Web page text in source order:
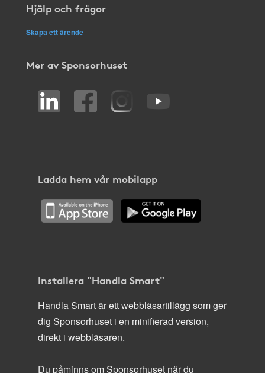
Hjälp och frågor
Skapa ett ärende
Mer av Sponsorhuset
Ladda hem vår mobilapp
Installera "Handla Smart"
Handla Smart är ett webbläsartillägg som ger
dig Sponsorhuset i en minifierad version,
direkt i webbläsaren.
Du påminns om Sponsorhuset när du